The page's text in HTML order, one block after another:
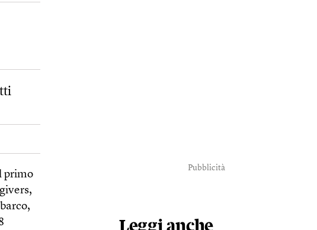
primo
Pubblicità
Leggi anche